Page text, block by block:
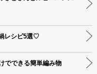
レシピ5選♡
でできる簡単編み物